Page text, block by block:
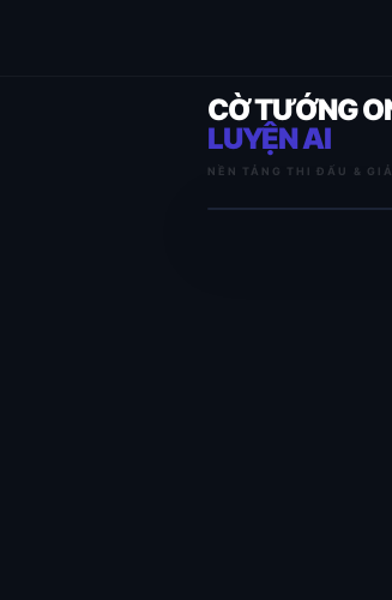
CỜ TƯỚNG
LUYỆN AI
NỀN TẢNG THI ĐẤU &